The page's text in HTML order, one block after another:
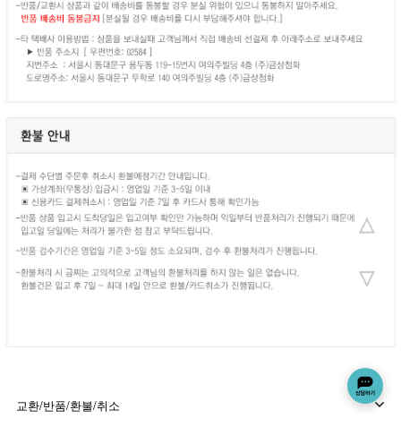
교환/반품/환불/취소